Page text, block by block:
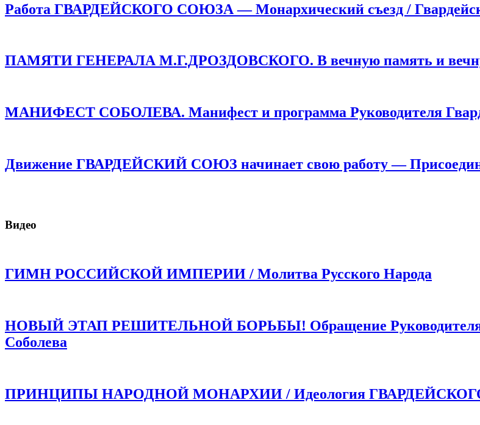
Работа ГВАРДЕЙСКОГО СОЮЗА — Монархический съезд /
ПАМЯТИ ГЕНЕРАЛА М.Г.ДРОЗДОВСКОГО. В вечную память и
МАНИФЕСТ СОБОЛЕВА. Манифест и программа Руководителя
Движение ГВАРДЕЙСКИЙ СОЮЗ начинает свою работу —
Видео
ГИМН РОССИЙСКОЙ ИМПЕРИИ / Молитва Русского Народа
НОВЫЙ ЭТАП РЕШИТЕЛЬНОЙ БОРЬБЫ! Обращение
Соболева
ПРИНЦИПЫ НАРОДНОЙ МОНАРХИИ / Идеология